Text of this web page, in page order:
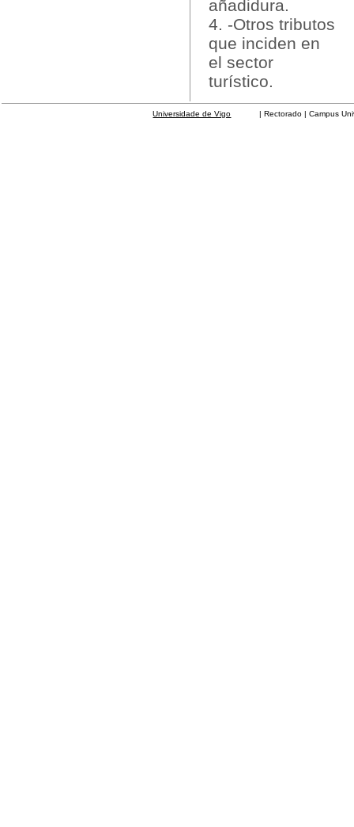
añadidura.
4. -Otros tributos
que inciden en
el sector
turístico.
Universidade de Vigo | Rectorado | Campus